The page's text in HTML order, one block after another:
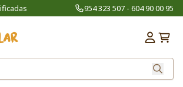
954 323 507 - 604 90 00 95